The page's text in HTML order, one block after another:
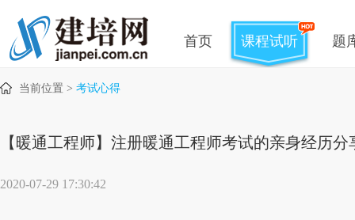
首页 课程试听 题
当前位置 > 考试心得
【暖通工程师】注册暖通工程师考试的亲身经历分
2020-07-29 17:30:42